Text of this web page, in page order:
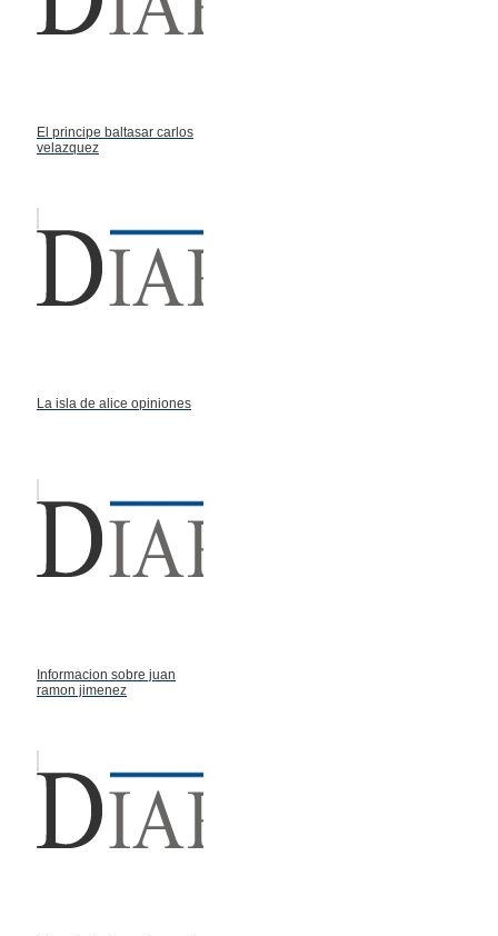
El principe baltasar carlos
velazquez
La isla de alice opiniones
Informacion sobre juan
ramon jimenez